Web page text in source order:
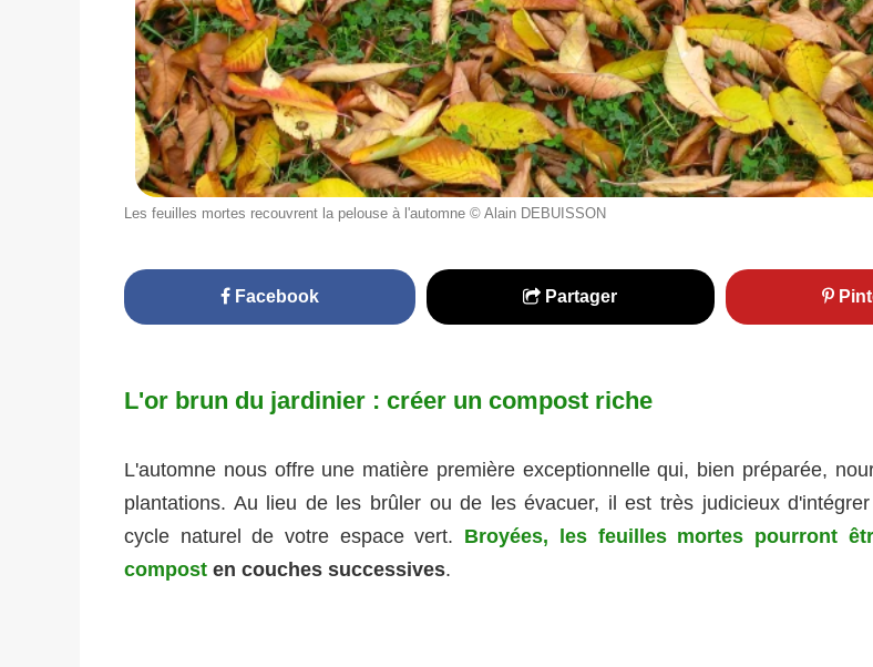
Les feuilles mortes recouvrent la pelouse à l'automne © Alain DEBUISSON
Facebook Partager
L'or brun du jardinier : créer un compost riche
L'automne nous offre une matière première exceptionnelle qui, bien préparée,
plantations. Au lieu de les brûler ou de les évacuer, il est très judicieux
cycle naturel de votre espace vert. Broyées, les feuilles mortes pourront
compost en couches successives.